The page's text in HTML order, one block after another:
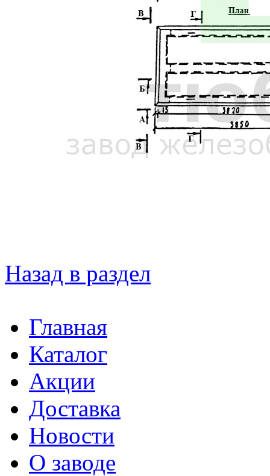
Назад в раздел
Главная
Каталог
Акции
Доставка
Новости
О заводе